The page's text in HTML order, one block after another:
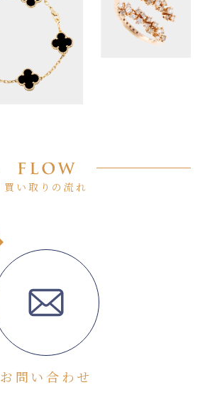
買い取りの流れ
お問い合わせ